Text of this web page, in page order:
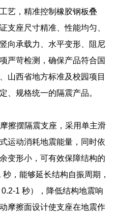
艺，精准控制橡胶钢板叠
支座尺寸精准、性能均匀、
向承载力、水平变形、阻尼
严苛检测，确保产品符合国
山西省地方标准及校园项目
、规格统一的隔震产品。
擦摆隔震支座，采用单主滑
运动消耗地震能量，同时依
变形小，可有效保障结构的
，能够延长结构自振周期，
1 秒），降低结构地震响
摩擦面设计使支座在地震作